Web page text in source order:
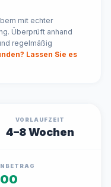
mit echter
Überprüft anhand
regelmäßig
Lassen Sie es
VORLAUFZEIT
4–8 Wochen